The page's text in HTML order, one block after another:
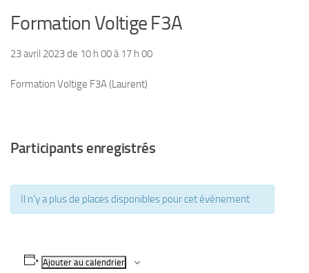
Formation Voltige F3A
23 avril 2023 de 10 h 00à 17 h 00
Formation Voltige F3A (Laurent)
Participants enregistrés
Il n'y a plus de places disponibles pour cet événement
Ajouter au calendrier